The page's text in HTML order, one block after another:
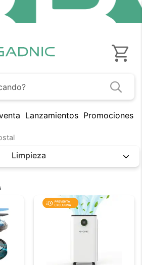
Lanzamientos Promociones
Limpieza